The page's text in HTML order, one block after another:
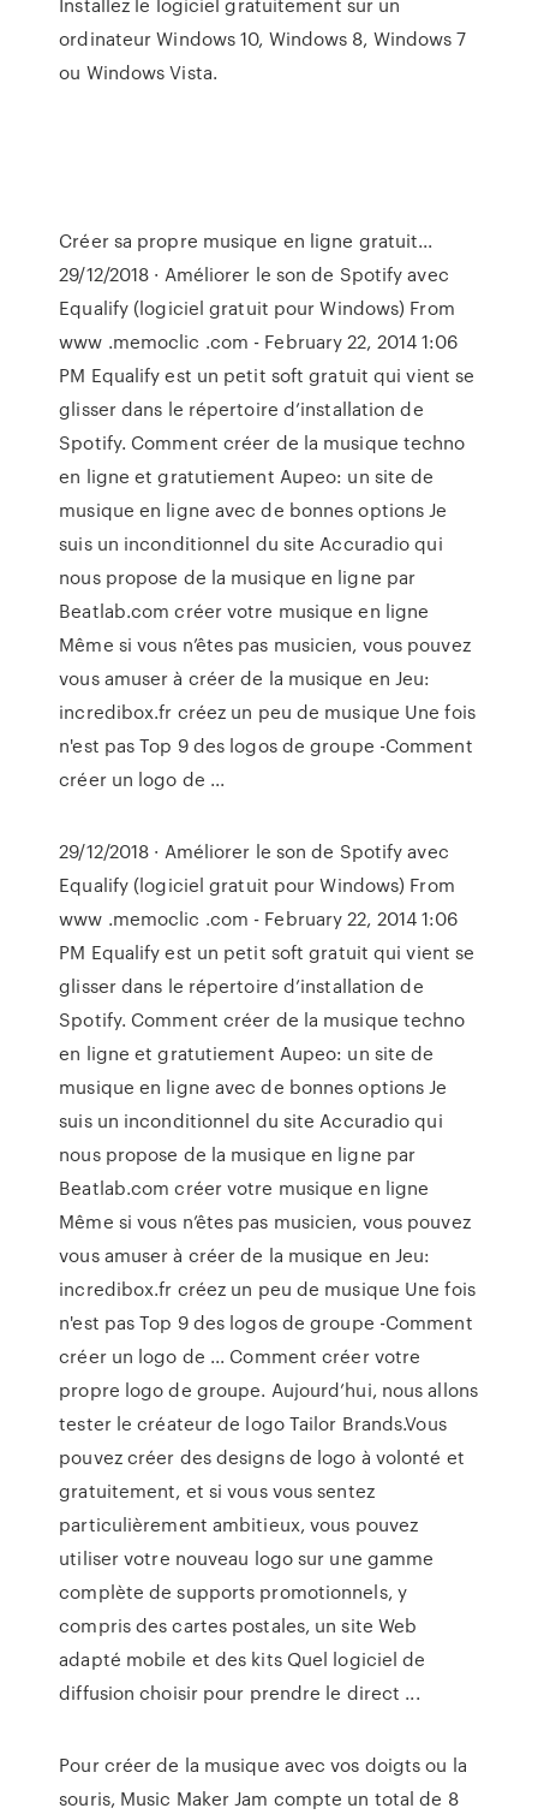
ordinateur Windows 10, Windows 8, Windows 7
ou Windows Vista.
Créer sa propre musique en ligne gratuit...
29/12/2018 · Améliorer le son de Spotify avec
Equalify (logiciel gratuit pour Windows) From
www .memoclic .com - February 22, 2014 1:06
PM Equalify est un petit soft gratuit qui vient se
glisser dans le répertoire d’installation de
Spotify. Comment créer de la musique techno
en ligne et gratutiement Aupeo: un site de
musique en ligne avec de bonnes options Je
suis un inconditionnel du site Accuradio qui
nous propose de la musique en ligne par
Beatlab.com créer votre musique en ligne
Même si vous n’êtes pas musicien, vous pouvez
vous amuser à créer de la musique en Jeu:
incredibox.fr créez un peu de musique Une fois
n'est pas Top 9 des logos de groupe -Comment
créer un logo de ...
29/12/2018 · Améliorer le son de Spotify avec
Equalify (logiciel gratuit pour Windows) From
www .memoclic .com - February 22, 2014 1:06
PM Equalify est un petit soft gratuit qui vient se
glisser dans le répertoire d’installation de
Spotify. Comment créer de la musique techno
en ligne et gratutiement Aupeo: un site de
musique en ligne avec de bonnes options Je
suis un inconditionnel du site Accuradio qui
nous propose de la musique en ligne par
Beatlab.com créer votre musique en ligne
Même si vous n’êtes pas musicien, vous pouvez
vous amuser à créer de la musique en Jeu:
incredibox.fr créez un peu de musique Une fois
n'est pas Top 9 des logos de groupe -Comment
créer un logo de ... Comment créer votre
propre logo de groupe. Aujourd’hui, nous allons
tester le créateur de logo Tailor Brands.Vous
pouvez créer des designs de logo à volonté et
gratuitement, et si vous vous sentez
particulièrement ambitieux, vous pouvez
utiliser votre nouveau logo sur une gamme
complète de supports promotionnels, y
compris des cartes postales, un site Web
adapté mobile et des kits Quel logiciel de
diffusion choisir pour prendre le direct ...
Pour créer de la musique avec vos doigts ou la
souris, Music Maker Jam compte un total de 8